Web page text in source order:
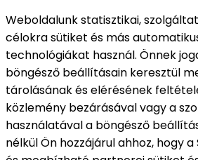
Weboldalunk statisztikai,
célokra sütiket és más
technológiákat használ. Önnek
böngésző beállításain keresztül
tárolásának és elérésének
közlemény bezárásával vagy a
használatával a böngésző
nélkül Ön hozzájárul ahhoz, hogy a